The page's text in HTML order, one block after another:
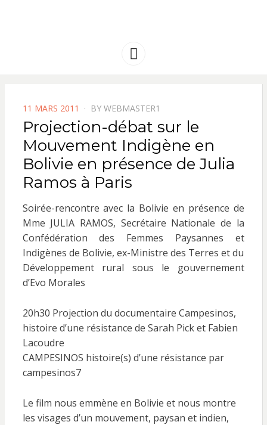
AMERIQUE
Menu
POSTED
ON
11 MARS 2011 BY WEBMASTER1
Projection-débat sur le
Mouvement Indigène en
Bolivie en présence de Julia
Ramos à Paris
Soirée-rencontre avec la Bolivie en présence de
Mme JULIA RAMOS, Secrétaire Nationale de la
Confédération des Femmes Paysannes et
Indigènes de Bolivie, ex-Ministre des Terres et du
Développement rural sous le gouvernement
d’Evo Morales
20h30 Projection du documentaire Campesinos,
histoire d’une résistance de Sarah Pick et Fabien
Lacoudre
CAMPESINOS histoire(s) d’une résistance par
campesinos7
Le film nous emmène en Bolivie et nous montre
les visages d’un mouvement, paysan et indien,